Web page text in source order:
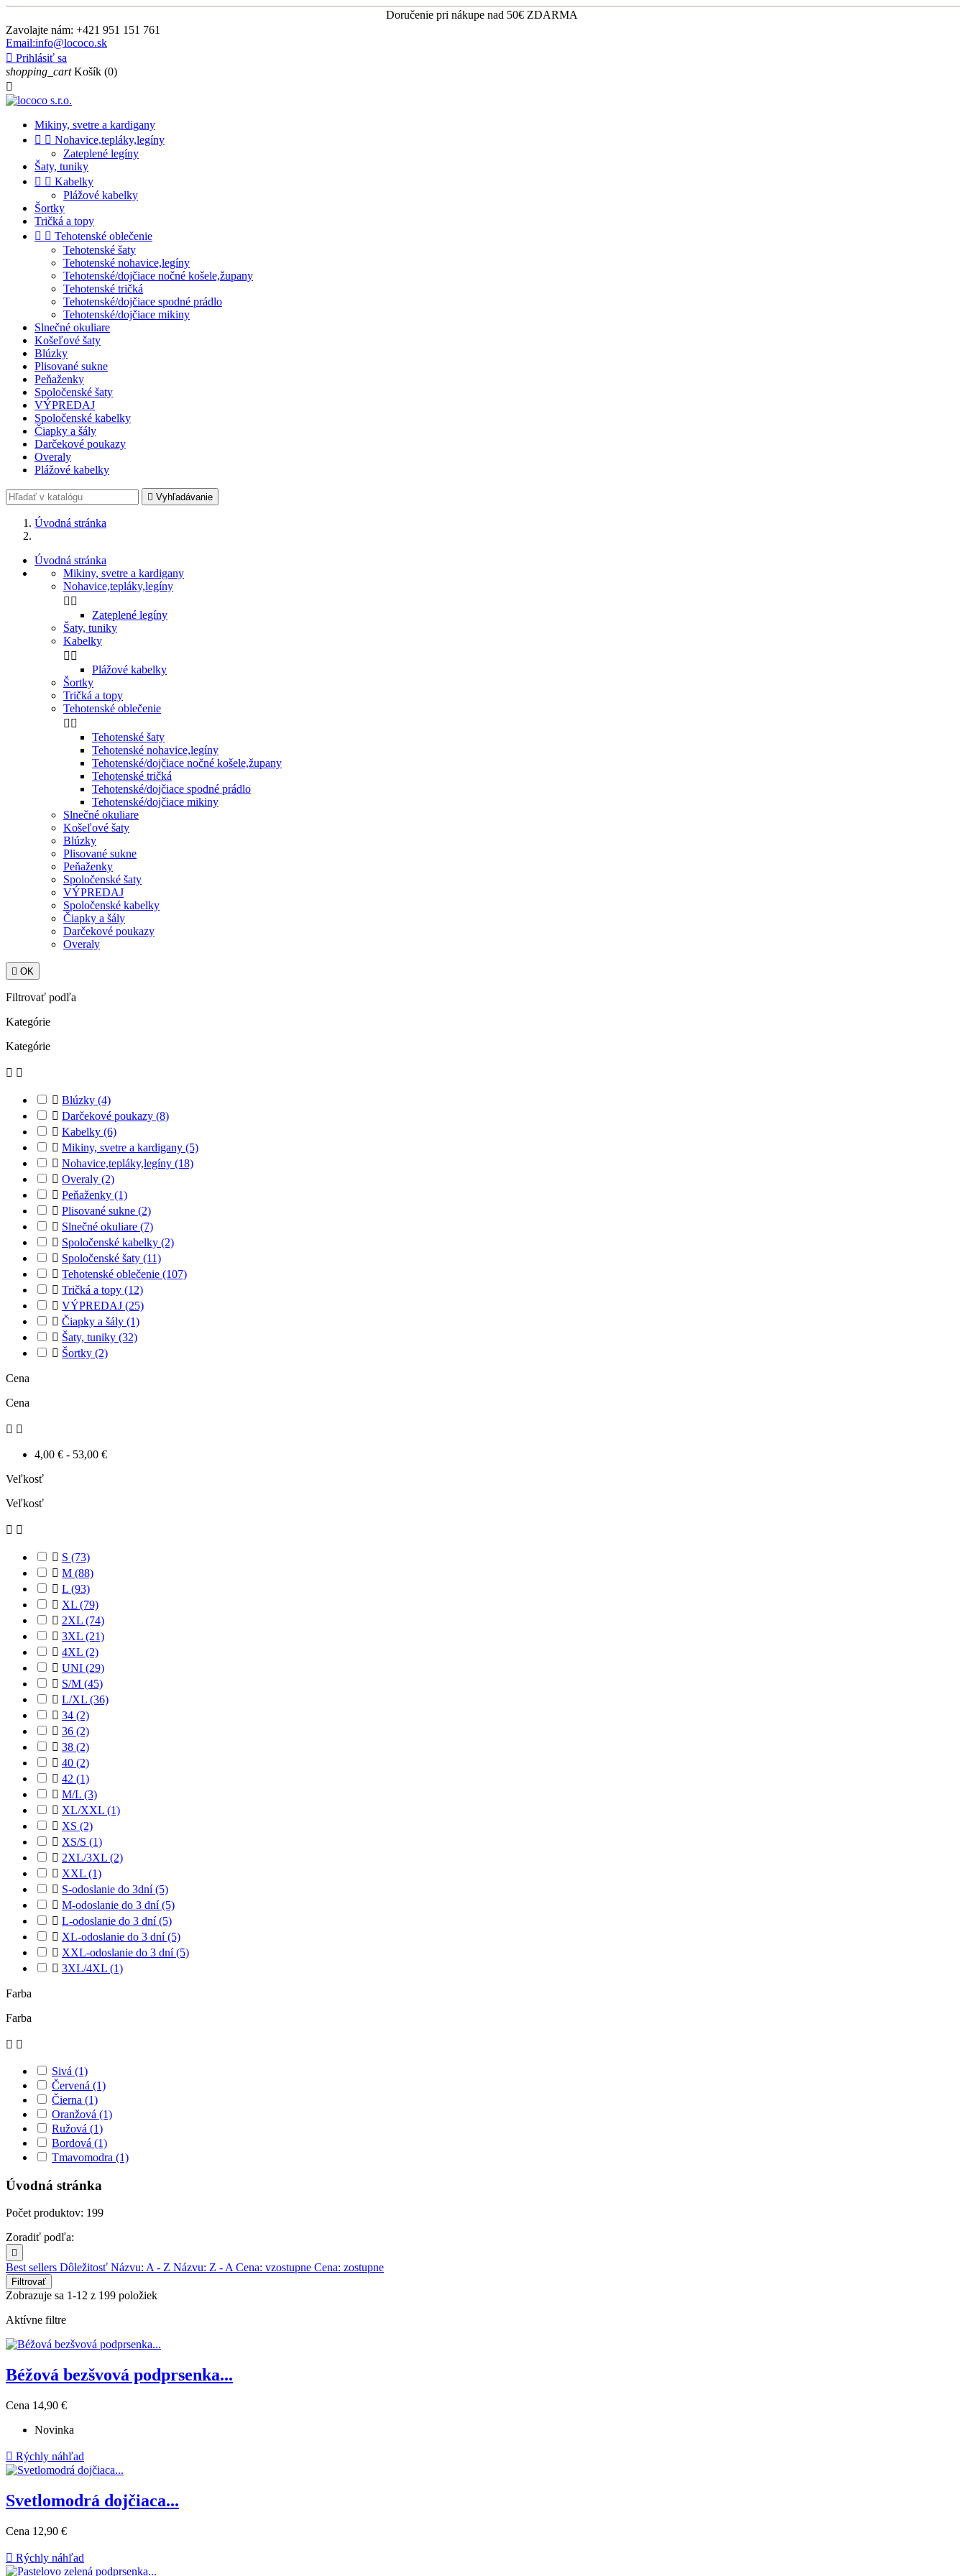
Doručenie pri nákupe nad 50€ ZDARMA
Zavolajte nám: +421 951 151 761
Email:info@lococo.sk
 Prihlásiť sa
shopping_cart Košík (0)

Mikiny, svetre a kardigany
  Nohavice,tepláky,legíny
Zateplené legíny
Šaty, tuniky
  Kabelky
Plážové kabelky
Šortky
Tričká a topy
  Tehotenské oblečenie
Tehotenské šaty
Tehotenské nohavice,legíny
Tehotenské/dojčiace nočné košele,župany
Tehotenské tričká
Tehotenské/dojčiace spodné prádlo
Tehotenské/dojčiace mikiny
Slnečné okuliare
Košeľové šaty
Blúzky
Plisované sukne
Peňaženky
Spoločenské šaty
VÝPREDAJ
Spoločenské kabelky
Čiapky a šály
Darčekové poukazy
Overaly
Plážové kabelky
 Vyhľadávanie
Úvodná stránka
Úvodná stránka
Mikiny, svetre a kardigany
Nohavice,tepláky,legíny
 
Zateplené legíny
Šaty, tuniky
Kabelky
 
Plážové kabelky
Šortky
Tričká a topy
Tehotenské oblečenie
 
Tehotenské šaty
Tehotenské nohavice,legíny
Tehotenské/dojčiace nočné košele,župany
Tehotenské tričká
Tehotenské/dojčiace spodné prádlo
Tehotenské/dojčiace mikiny
Slnečné okuliare
Košeľové šaty
Blúzky
Plisované sukne
Peňaženky
Spoločenské šaty
VÝPREDAJ
Spoločenské kabelky
Čiapky a šály
Darčekové poukazy
Overaly
 OK
Filtrovať podľa
Kategórie
Kategórie
 
 Blúzky (4)
 Darčekové poukazy (8)
 Kabelky (6)
 Mikiny, svetre a kardigany (5)
 Nohavice,tepláky,legíny (18)
 Overaly (2)
 Peňaženky (1)
 Plisované sukne (2)
 Slnečné okuliare (7)
 Spoločenské kabelky (2)
 Spoločenské šaty (11)
 Tehotenské oblečenie (107)
 Tričká a topy (12)
 VÝPREDAJ (25)
 Čiapky a šály (1)
 Šaty, tuniky (32)
 Šortky (2)
Cena
Cena
 
4,00 € - 53,00 €
Veľkosť
Veľkosť
 
 S (73)
 M (88)
 L (93)
 XL (79)
 2XL (74)
 3XL (21)
 4XL (2)
 UNI (29)
 S/M (45)
 L/XL (36)
 34 (2)
 36 (2)
 38 (2)
 40 (2)
 42 (1)
 M/L (3)
 XL/XXL (1)
 XS (2)
 XS/S (1)
 2XL/3XL (2)
 XXL (1)
 S-odoslanie do 3dní(5)
 M-odoslanie do 3 dní(5)
 L-odoslanie do 3 dní(5)
 XL-odoslanie do 3 dní(5)
 XXL-odoslanie do 3 dní(5)
 3XL/4XL (1)
Farba
Farba
 
Sivá (1)
Červená (1)
Čierna (1)
Oranžová (1)
Ružová (1)
Bordová (1)
Tmavomodra (1)
Úvodná stránka
Počet produktov: 199
Zoradiť podľa:

Best sellers Dôležitosť Názvu: A - Z Názvu: Z - ACena: vzostupne Cena: zostupne
Filtrovať
Zobrazuje sa 1-12 z 199 položiek
Aktívne filtre
Béžová bezšvová podprsenka...
Cena 14,90 €
Novinka
 Rýchly náhľad
Svetlomodrá dojčiaca...
Cena 12,90 €
 Rýchly náhľad